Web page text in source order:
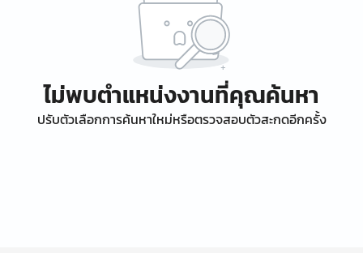
ไม่พบตำแหน่งงานที่คุณค้นหา
ปรับตัวเลือกการค้นหาใหม่หรือตรวจสอบตัวสะกดอีกครั้ง